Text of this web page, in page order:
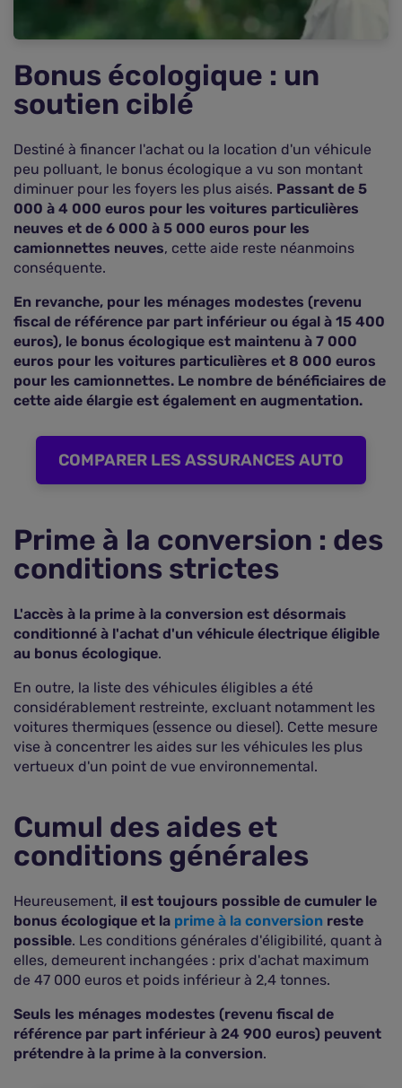
Bonus écologique : un
soutien ciblé
Destiné à financer l'achat ou la location d'un véhicule
peu polluant, le bonus écologique a vu son montant
diminuer pour les foyers les plus aisés. Passant de 5
000 à 4 000 euros pour les voitures particulières
neuves et de 6 000 à 5 000 euros pour les
camionnettes neuves, cette aide reste néanmoins
conséquente.
En revanche, pour les ménages modestes (revenu
fiscal de référence par part inférieur ou égal à 15 400
euros), le bonus écologique est maintenu à 7 000
euros pour les voitures particulières et 8 000 euros
pour les camionnettes. Le nombre de bénéficiaires de
cette aide élargie est également en augmentation.
COMPARER LES ASSURANCES AUTO
Prime à la conversion : des
conditions strictes
L'accès à la prime à la conversion est désormais
conditionné à l'achat d'un véhicule électrique éligible
au bonus écologique.
En outre, la liste des véhicules éligibles a été
considérablement restreinte, excluant notamment les
voitures thermiques (essence ou diesel). Cette mesure
vise à concentrer les aides sur les véhicules les plus
vertueux d'un point de vue environnemental.
Cumul des aides et
conditions générales
Heureusement, il est toujours possible de cumuler le
bonus écologique et la prime à la conversion reste
possible. Les conditions générales d'éligibilité, quant à
elles, demeurent inchangées : prix d'achat maximum
de 47 000 euros et poids inférieur à 2,4 tonnes.
Seuls les ménages modestes (revenu fiscal de
référence par part inférieur à 24 900 euros) peuvent
prétendre à la prime à la conversion.